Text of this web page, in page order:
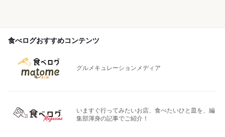
食べログおすすめコンテンツ
グルメキュレーションメディア
いますぐ行ってみたいお店、食べたいひと皿を、編
集部渾身の記事でご紹介！